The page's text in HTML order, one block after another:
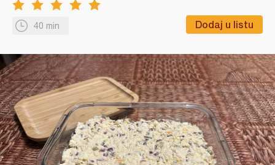
40 min Dodaj u listu